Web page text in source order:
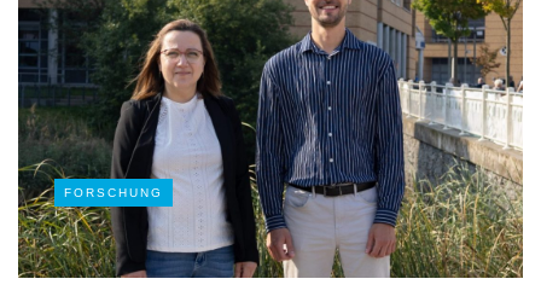
FORSCHUNG